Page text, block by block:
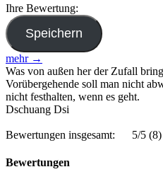
Ihre Bewertung:
mehr →
Was von außen her der Zufall
Vorübergehende soll man nicht
nicht festhalten, wenn es geht.
Dschuang Dsi
Bewertungen insgesamt: 5/5 (8)
Bewertungen